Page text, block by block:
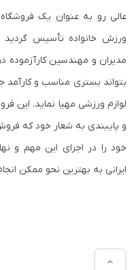
عالی رو به عنوان یک
ورزش خانواده تأسیس گردید
مدیران و مهندسین کارآزموده
بتواند بستری مناسب و
لوازم ورزشی مهیا نماید. این
و پایبندی به شعار خود که
خود را در اجرای این مهم و
ایرانی به بهترین نحو ممکن